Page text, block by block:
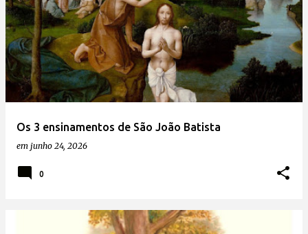
Os 3 ensinamentos de São João Batista
em junho 24, 2026
0